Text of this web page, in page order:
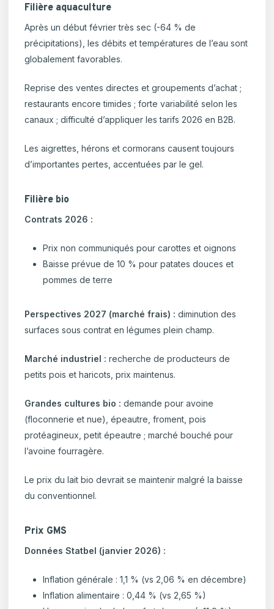
Filière aquaculture
Après un début février très sec (-64 % de
précipitations), les débits et températures de l’eau sont
globalement favorables.
Reprise des ventes directes et groupements d’achat ;
restaurants encore timides ; forte variabilité selon les
canaux ; difficulté d’appliquer les tarifs 2026 en B2B.
Les aigrettes, hérons et cormorans causent toujours
d’importantes pertes, accentuées par le gel.
Filière bio
Contrats 2026 :
Prix non communiqués pour carottes et oignons
Baisse prévue de 10 % pour patates douces et
pommes de terre
Perspectives 2027 (marché frais) : diminution des
surfaces sous contrat en légumes plein champ.
Marché industriel : recherche de producteurs de
petits pois et haricots, prix maintenus.
Grandes cultures bio : demande pour avoine
(floconnerie et nue), épeautre, froment, pois
protéagineux, petit épeautre ; marché bouché pour
l’avoine fourragère.
Le prix du lait bio devrait se maintenir malgré la baisse
du conventionnel.
Prix GMS
Données Statbel (janvier 2026) :
Inflation générale : 1,1 % (vs 2,06 % en décembre)
Inflation alimentaire : 0,44 % (vs 2,65 %)